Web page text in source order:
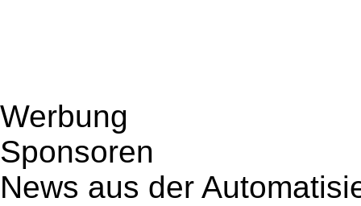
Werbung
Sponsoren
News aus der